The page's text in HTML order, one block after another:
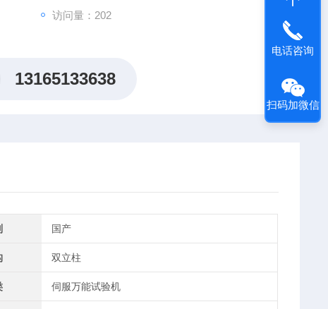
访问量：202
13165133638
国产
双立柱
伺服万能试验机
电话咨询
扫码加微信